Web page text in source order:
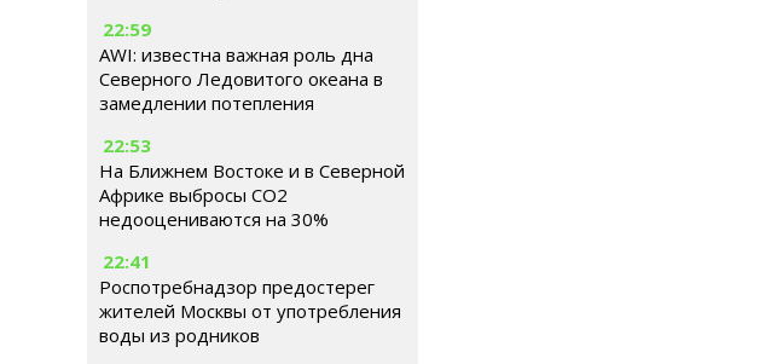
22:59
AWI: известна важная роль дна
Северного Ледовитого океана в
замедлении потепления
22:53
На Ближнем Востоке и в Северной
Африке выбросы CO2
недооцениваются на 30%
22:41
Роспотребнадзор предостерег
жителей Москвы от употребления
воды из родников